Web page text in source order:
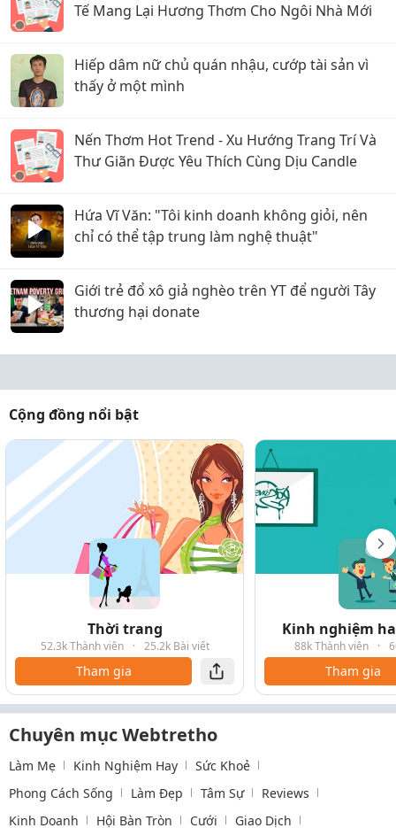
Tế Mang Lại Hương Thơm Cho Ngôi Nhà Mới
Hiếp dâm nữ chủ quán nhậu, cướp tài sản vì
thấy ở một mình
Nến Thơm Hot Trend - Xu Hướng Trang Trí Và
Thư Giãn Được Yêu Thích Cùng Dịu Candle
Hứa Vĩ Văn: "Tôi kinh doanh không giỏi, nên
chỉ có thể tập trung làm nghệ thuật"
Giới trẻ đổ xô giả nghèo trên YT để người Tây
thương hại donate
Cộng đồng nổi bật
Thời trang
52.3k Thành viên · 25.2k Bài viết
Tham gia
Kinh nghiệm
88k Thành viên ·
Tham gia
Chuyên mục Webtretho
Làm Mẹ Kinh Nghiệm Hay
Sức Khoẻ
Phong Cách Sống
Làm Đẹp Tâm Sự
Reviews
Kinh Doanh
Hội Bàn Tròn Cưới Giao Dịch